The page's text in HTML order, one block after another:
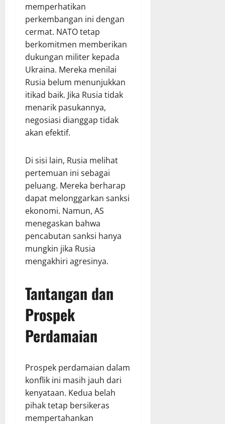
memperhatikan
perkembangan ini dengan
cermat. NATO tetap
berkomitmen memberikan
dukungan militer kepada
Ukraina. Mereka menilai
Rusia belum menunjukkan
itikad baik. Jika Rusia tidak
menarik pasukannya,
negosiasi dianggap tidak
akan efektif.
Di sisi lain, Rusia melihat
pertemuan ini sebagai
peluang. Mereka berharap
dapat melonggarkan sanksi
ekonomi. Namun, AS
menegaskan bahwa
pencabutan sanksi hanya
mungkin jika Rusia
mengakhiri agresinya.
Tantangan dan
Prospek
Perdamaian
Prospek perdamaian dalam
konflik ini masih jauh dari
kenyataan. Kedua belah
pihak tetap bersikeras
mempertahankan